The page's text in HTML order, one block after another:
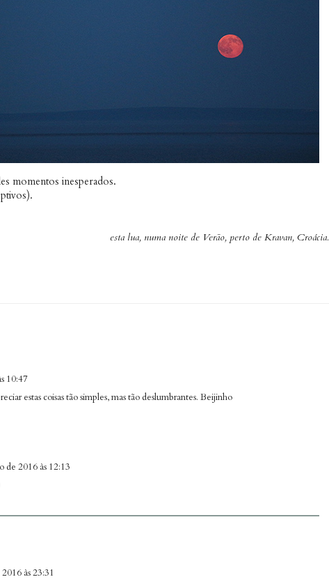
momentos inesperados.
esta lua, numa noite de Verão, perto de Kravan, Croácia.
10:47
estas coisas tão simples, mas tão deslumbrantes. Beijinho
de 2016 às 12:13
às 23:31